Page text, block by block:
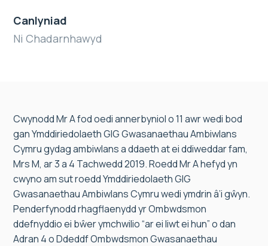
Canlyniad
Ni Chadarnhawyd
Cwynodd Mr A fod oedi annerbyniol o 11 awr wedi bod
gan Ymddiriedolaeth GIG Gwasanaethau Ambiwlans
Cymru gydag ambiwlans a ddaeth at ei ddiweddar fam,
Mrs M, ar 3 a 4 Tachwedd 2019. Roedd Mr A hefyd yn
cwyno am sut roedd Ymddiriedolaeth GIG
Gwasanaethau Ambiwlans Cymru wedi ymdrin â’i gŵyn.
Penderfynodd rhagflaenydd yr Ombwdsmon
ddefnyddio ei bŵer ymchwilio “ar ei liwt ei hun” o dan
Adran 4 o Ddeddf Ombwdsmon Gwasanaethau